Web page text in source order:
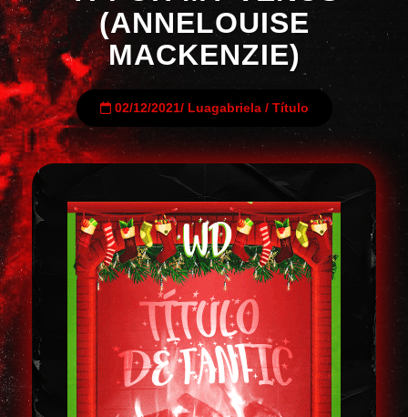
(ANNELOUISE
MACKENZIE)
02/12/2021/ Luagabriela/ Título